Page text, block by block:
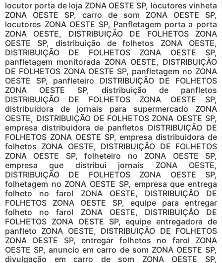
locutor porta de loja ZONA OESTE SP, locutores vinheta
ZONA OESTE SP, carro de som ZONA OESTE SP,
locutores ZONA OESTE SP, Panfletagem porta a porta
ZONA OESTE, DISTRIBUIÇÃO DE FOLHETOS ZONA
OESTE SP, distribuição de folhetos ZONA OESTE,
DISTRIBUIÇÃO DE FOLHETOS ZONA OESTE SP,
panfletagem monitorada ZONA OESTE, DISTRIBUIÇÃO
DE FOLHETOS ZONA OESTE SP, panfletagem no ZONA
OESTE SP, panfleteiro DISTRIBUIÇÃO DE FOLHETOS
ZONA OESTE SP, distribuição de panfletos
DISTRIBUIÇÃO DE FOLHETOS ZONA OESTE SP,
distribuidora de jornais para supermercado ZONA
OESTE, DISTRIBUIÇÃO DE FOLHETOS ZONA OESTE SP,
empresa distribuidora de panfletos DISTRIBUIÇÃO DE
FOLHETOS ZONA OESTE SP, empresa distribuidora de
folhetos ZONA OESTE, DISTRIBUIÇÃO DE FOLHETOS
ZONA OESTE SP, folheteiro no ZONA OESTE SP,
empresa que distribui jornais ZONA OESTE,
DISTRIBUIÇÃO DE FOLHETOS ZONA OESTE SP,
folhetagem no ZONA OESTE SP, empresa que entrega
folheto no farol ZONA OESTE, DISTRIBUIÇÃO DE
FOLHETOS ZONA OESTE SP, equipe para entregar
folheto no farol ZONA OESTE, DISTRIBUIÇÃO DE
FOLHETOS ZONA OESTE SP, equipe entregadora de
panfleto ZONA OESTE, DISTRIBUIÇÃO DE FOLHETOS
ZONA OESTE SP, entregar folhetos no farol ZONA
OESTE SP, anuncio em carro de som ZONA OESTE SP,
divulgação em carro de som ZONA OESTE SP,